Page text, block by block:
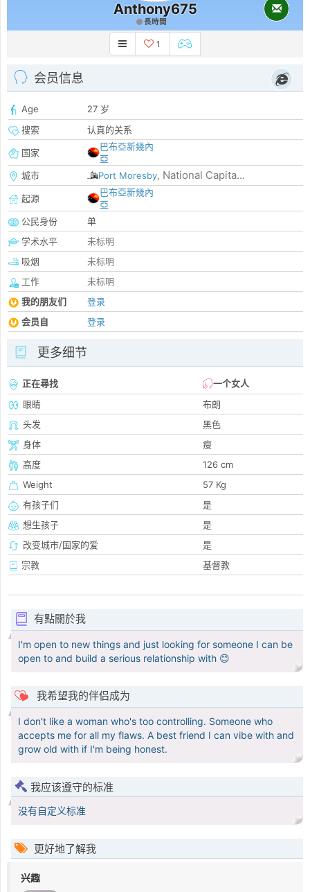
Anthony675
長時間
1
会员信息
Age
27 岁
搜索
认真的关系
国家
巴布亞新幾內
亞
城市
Port Moresby, National Capita...
起源
巴布亞新幾內
亞
公民身份
单
学术水平
未标明
吸烟
未标明
工作
未标明
我的朋友们
登录
会员自
登录
更多细节
正在尋找
一个女人
眼睛
布朗
头发
黑色
身体
瘦
高度
126 cm
Weight
57 Kg
有孩子们
是
想生孩子
是
改变城市/国家的爱
是
宗教
基督教
有點關於我
I'm open to new things and just looking for someone I can be
open to and build a serious relationship with 😊
我希望我的伴侣成为
I don't like a woman who's too controlling. Someone who
accepts me for all my flaws. A best friend I can vibe with and
grow old with if I'm being honest.
我应该遵守的标准
没有自定义标准
更好地了解我
兴趣